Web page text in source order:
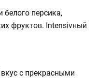
персика,
фруктов. Intensivный
с прекрасными